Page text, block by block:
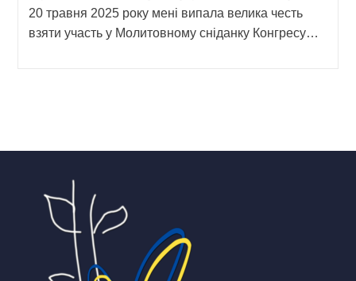
20 травня 2025 року мені випала велика честь
взяти участь у Молитовному сніданку Конгресу…